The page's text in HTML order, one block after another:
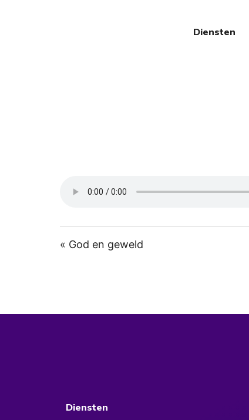
Diensten
« God en geweld
Diensten